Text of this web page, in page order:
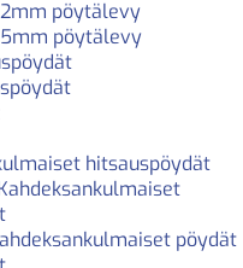
pöytälevy
pöytälevy
hitsauspöydät
pöydät